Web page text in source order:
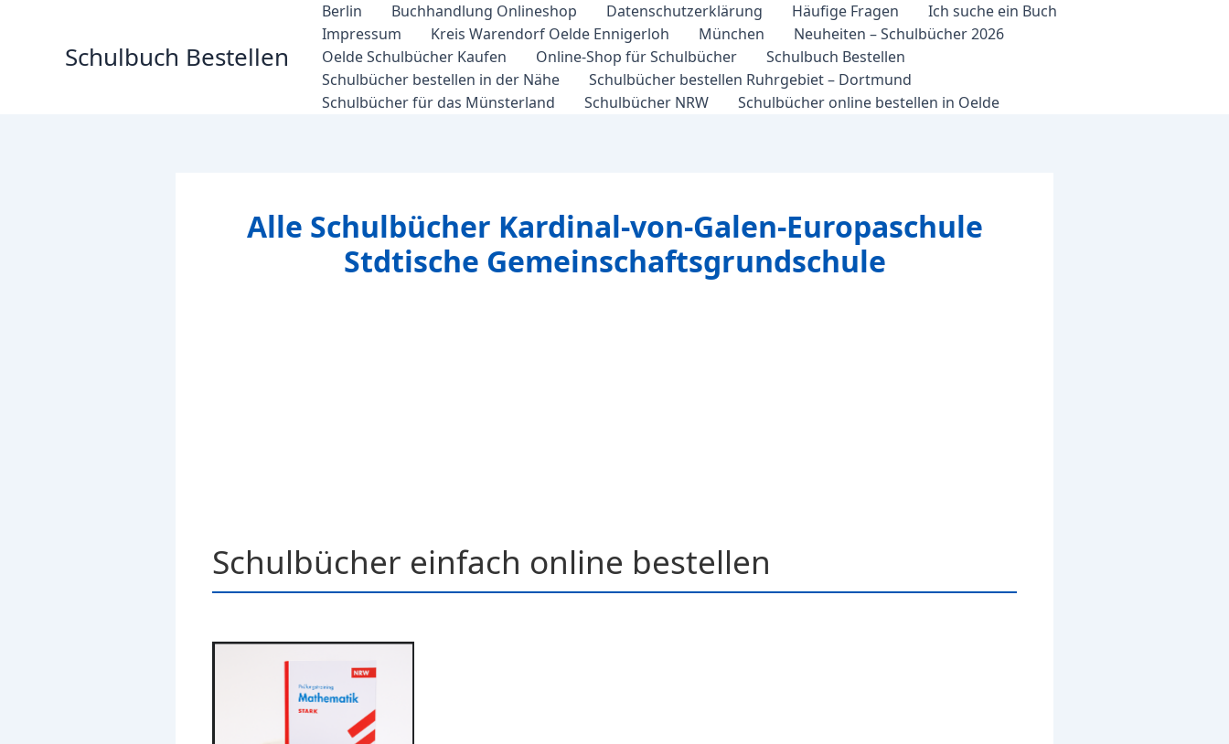
Schulbuch Bestellen
Berlin Buchhandlung Onlineshop Datenschutzerklärung Häufige Fragen
Ich suche ein Buch
Impressum
Kreis Warendorf Oelde Ennigerloh München
Neuheiten – Schulbücher 2026
Oelde Schulbücher Kaufen
Online-Shop für Schulbücher
Schulbuch Bestellen
Schulbücher bestellen in der Nähe
Schulbücher bestellen Ruhrgebiet – Dortmund
Schulbücher für das Münsterland
Schulbücher NRW Schulbücher online bestellen in Oelde
Alle Schulbücher Kardinal-von-Galen-Europaschule
Stdtische Gemeinschaftsgrundschule
Schulbücher einfach online bestellen